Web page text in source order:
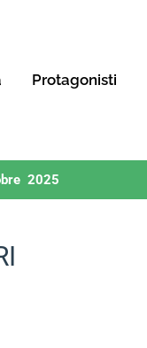
Protagonisti
2025